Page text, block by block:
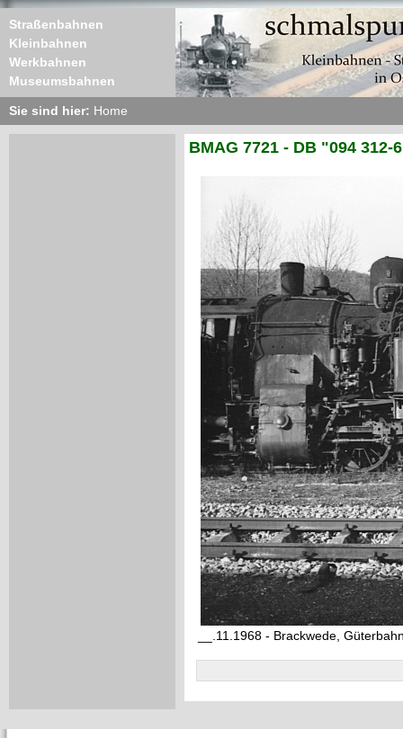
Straßenbahnen
Kleinbahnen
Werkbahnen
Museumsbahnen
Sie sind hier: Home
BMAG 7721 - DB "094 312-
__.11.1968 - Brackwede,